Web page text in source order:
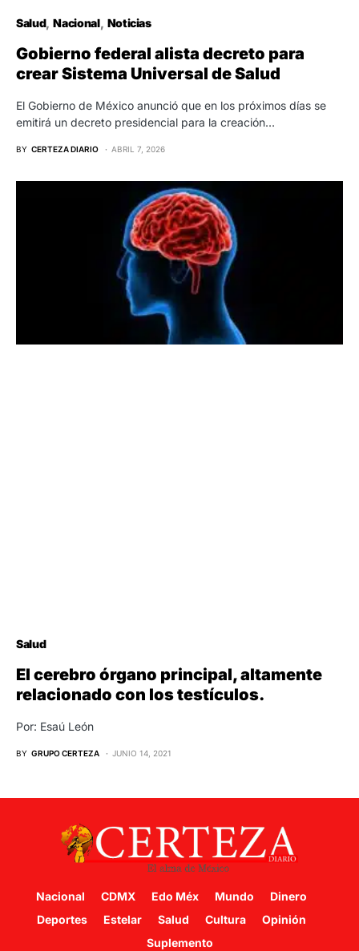
Salud Nacional Noticias
Gobierno federal alista decreto para
crear Sistema Universal de Salud
El Gobierno de México anunció que en los próximos días se
emitirá un decreto presidencial para la creación…
BY CERTEZA DIARIO ABRIL 7, 2026
Salud
El cerebro órgano principal, altamente
relacionado con los testículos.
Por: Esaú León
BY GRUPO CERTEZA JUNIO 14, 2021
Nacional CDMX Edo Méx Mundo
Dinero
Deportes
Estelar Salud Cultura
Opinión
Suplemento